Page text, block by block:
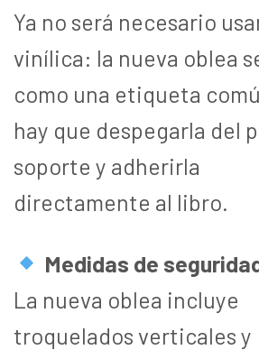
Ya no será necesario
vinílica: la nueva oblea
como una etiqueta
hay que despegarla del
soporte y adherirla
directamente al libro.
Medidas de
La nueva oblea incluye
troquelados verticales y